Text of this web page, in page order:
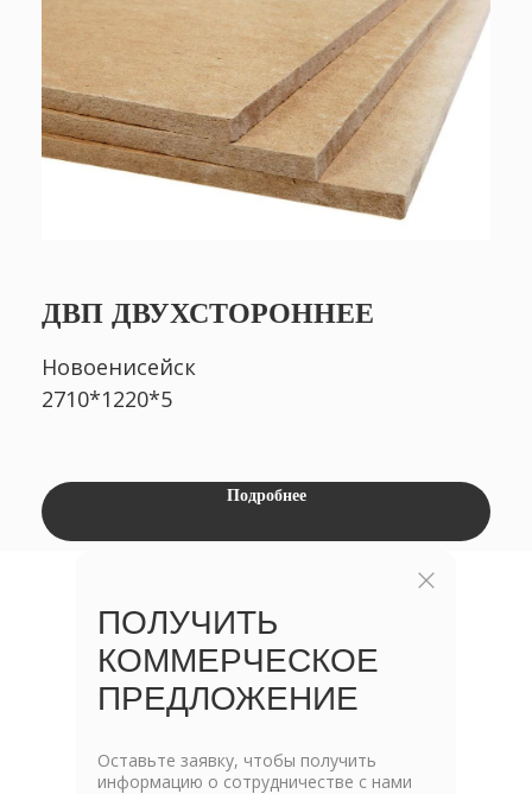
Advisor
MAX
THEODOR
Advisor
MAX
THEODOR
ДВП ДВУХСТОРОННЕЕ
Новоенисейск
2710*1220*5
Подробнее
ПОЛУЧИТЬ
КОММЕРЧЕСКОЕ
ПРЕДЛОЖЕНИЕ
Оставьте заявку, чтобы получить
информацию о сотрудничестве с нами